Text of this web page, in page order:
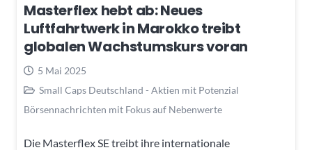
Masterflex hebt ab: Neues
Luftfahrtwerk in Marokko treibt
globalen Wachstumskurs voran
5 Mai 2025
Small Caps Deutschland - Aktien mit Potenzial
Börsennachrichten mit Fokus auf Nebenwerte
Die Masterflex SE treibt ihre internationale